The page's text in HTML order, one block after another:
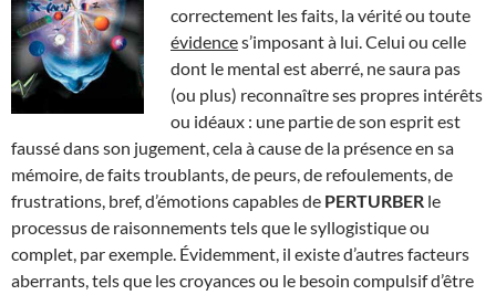
correctement les faits, la vérité ou toute
évidences’imposant à lui. Celui ou celle
dont le mental est aberré, ne saura pas
(ou plus) reconnaître ses propres intérêts
ou idéaux : une partie de son esprit est
faussé dans son jugement, cela à cause de la présence en sa
mémoire, de faits troublants, de peurs, de refoulements, de
frustrations, bref, d’émotions capables de PERTURBER le
processus de raisonnements tels que le syllogistique ou
complet, par exemple. Évidemment, il existe d’autres facteurs
aberrants, tels que les croyances ou le besoin compulsif d’être